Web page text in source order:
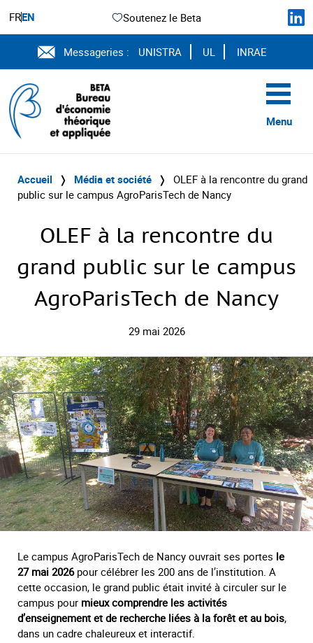
FREN Soutenez le Beta
Messageries : UNISTRA UL INRAE
Menu
Accueil ❭ Média et société ❭ OLEF à la rencontre du grand
public sur le campus AgroParisTech de Nancy
OLEF à la rencontre du
grand public sur le campus
AgroParisTech de Nancy
29 mai 2026
Le campus AgroParisTech de Nancy ouvrait ses portes le
27 mai 2026pour célébrer les 200 ans de l’institution. A
cette occasion, le grand public était invité à circuler sur le
campus pour mieux comprendre les activités
d’enseignement et de recherche liées à la forêt et au bois,
dans un cadre chaleureux et interactif.